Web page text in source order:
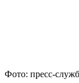
Фото: пресс-